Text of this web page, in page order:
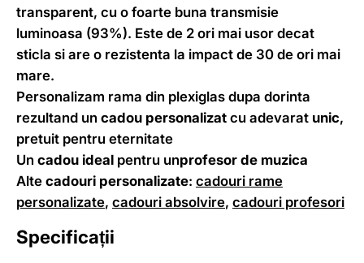
transparent, cu o foarte buna transmisie
luminoasa (93%). Este de 2 ori mai usor decat
sticla si are o rezistenta la impact de 30 de ori mai
mare.
Personalizam rama din plexiglas dupa dorinta
rezultand un cadou personalizat cu adevarat unic,
pretuit pentru eternitate
Un cadou ideal pentru unprofesor de muzica
Alte cadouri personalizate: cadouri rame
personalizate, cadouri absolvire, cadouri profesori
Specificații